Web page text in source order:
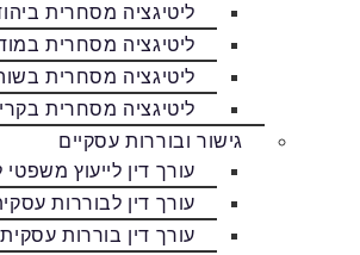
ליטיגציה מסחרית
ליטיגציה מסחרית
ליטיגציה מסחרית
ליטיגציה מסחרית
גישור ובוררות עסקיים
עורך דין לייעוץ
עורך דין לבוררות
עורך דין בוררות